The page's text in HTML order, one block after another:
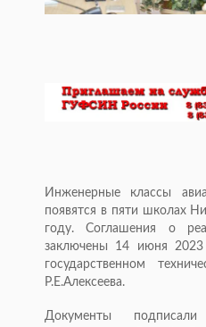
Инженерные классы
появятся в пяти школах
году. Соглашения о
заключены 14 июня
государственном
Р.Е.Алексеева.
Документы